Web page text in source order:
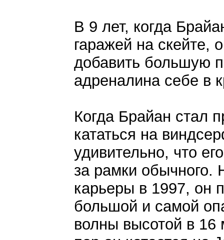
В 9 лет, когда
гаражей на скейте,
добавить большую
адреналина себе в
Когда Брайан стал
кататься на
удивительно, что
за рамки обычного.
карьеры в 1997, он
большой и самой
волны высотой в 16